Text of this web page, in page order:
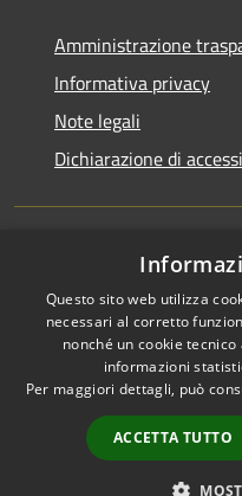
Amministrazione
Informativa privacy
Note legali
Dichiarazione di
Accessibilità
Privacy
Mappa del sito
Cloud Office
Portale dipendenti
Questo sito web utilizza
necessari al corretto
nonché un cookie
informazioni
Per maggiori dettagli, può
ACCETTA TUTTO